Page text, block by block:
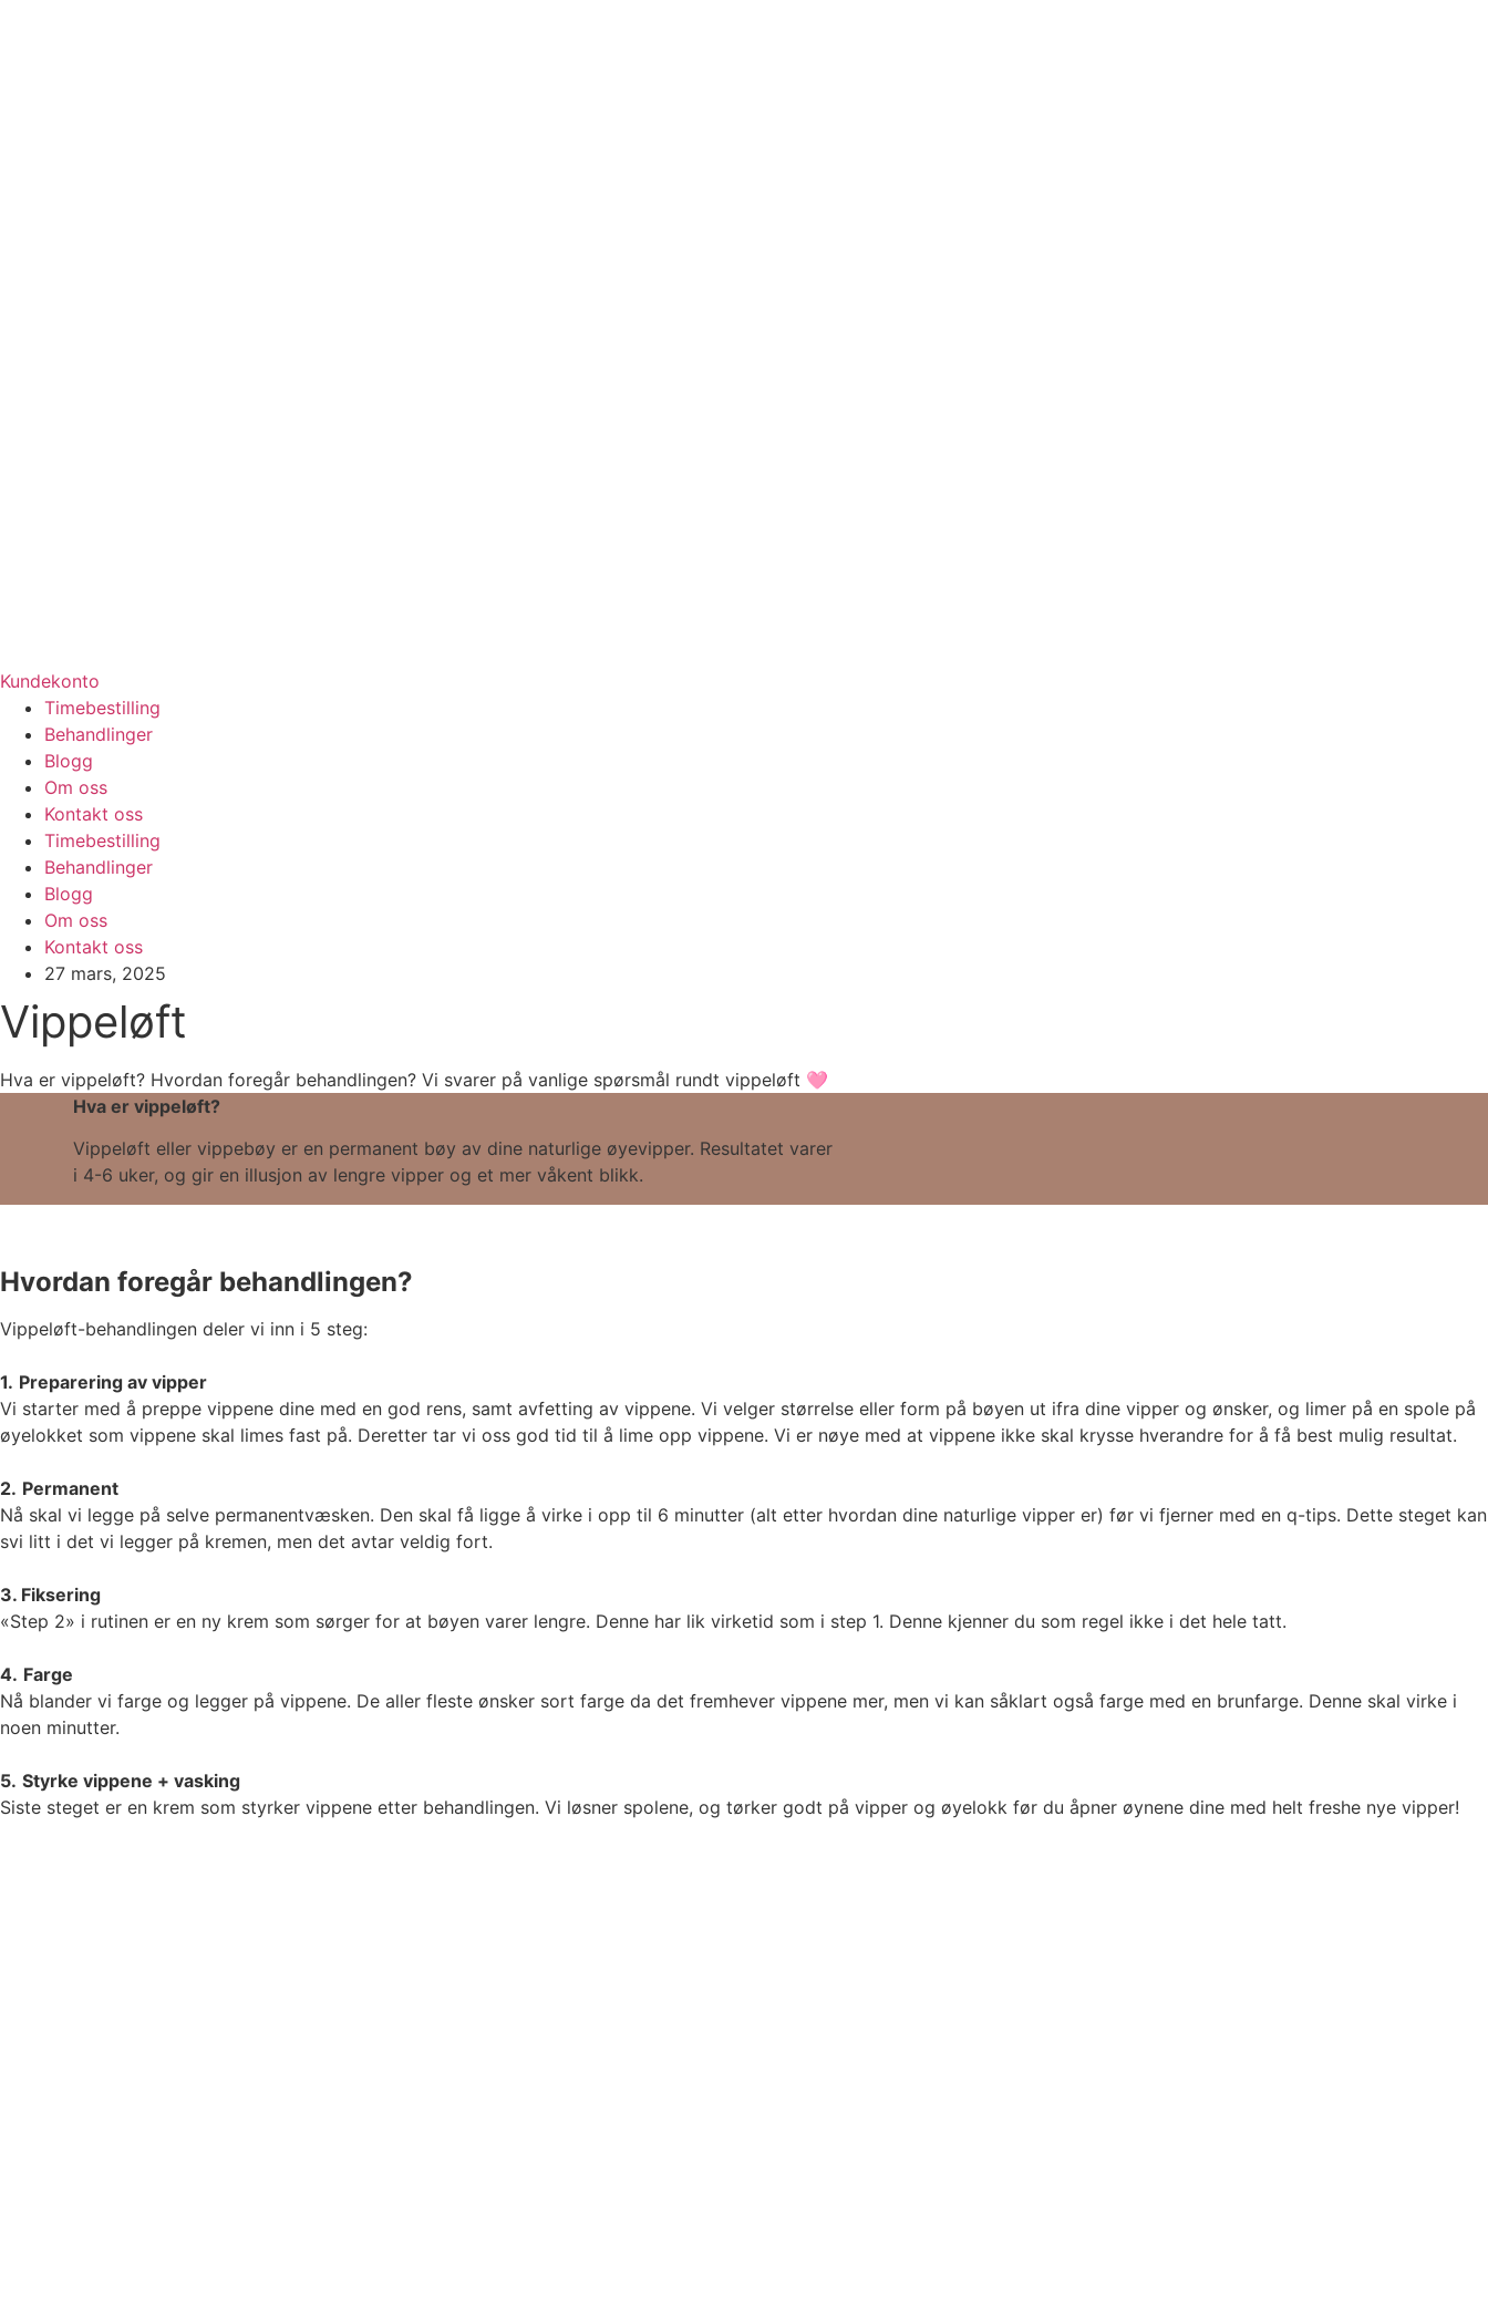
Kundekonto
Timebestilling
Behandlinger
Blogg
Om oss
Kontakt oss
Timebestilling
Behandlinger
Blogg
Om oss
Kontakt oss
27 mars, 2025
Vippeløft
Hva er vippeløft? Hvordan foregår behandlingen? Vi svarer på vanlige spørsmål rundt vippeløft 🩷
Hva er vippeløft?
Vippeløft eller vippebøy er en permanent bøy av dine naturlige øyevipper. Resultatet varer
i 4-6 uker, og gir en illusjon av lengre vipper og et mer våkent blikk.
Hvordan foregår behandlingen?
Vippeløft-behandlingen deler vi inn i 5 steg:
1. Preparering av vipper
Vi starter med å preppe vippene dine med en god rens, samt avfetting av vippene. Vi velger størrelse eller form på bøyen ut ifra dine vipper og ønsker, og limer på en spole på
øyelokket som vippene skal limes fast på. Deretter tar vi oss god tid til å lime opp vippene. Vi er nøye med at vippene ikke skal krysse hverandre for å få best mulig resultat.
2. Permanent
Nå skal vi legge på selve permanentvæsken. Den skal få ligge å virke i opp til 6 minutter (alt etter hvordan dine naturlige vipper er) før vi fjerner med en q-tips. Dette steget kan
svi litt i det vi legger på kremen, men det avtar veldig fort.
3. Fiksering
«Step 2» i rutinen er en ny krem som sørger for at bøyen varer lengre. Denne har lik virketid som i step 1. Denne kjenner du som regel ikke i det hele tatt.
4. Farge
Nå blander vi farge og legger på vippene. De aller fleste ønsker sort farge da det fremhever vippene mer, men vi kan såklart også farge med en brunfarge. Denne skal virke i
noen minutter.
5. Styrke vippene + vasking
Siste steget er en krem som styrker vippene etter behandlingen. Vi løsner spolene, og tørker godt på vipper og øyelokk før du åpner øynene dine med helt freshe nye vipper!